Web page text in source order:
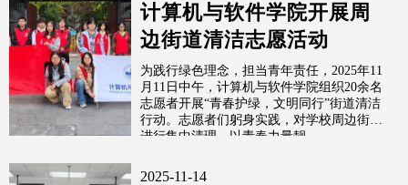
计算机与软件学院开展周
边街道清洁志愿活动
为践行绿色理念，担当青年责任，2025年11
月11日中午，计算机与软件学院组织20余名
志愿者开展“青春护绿，文明同行”街道清洁
行动。志愿者们躬身实践，对学校周边街道
进行集中清理，以青春力量靓...
2025-11-14